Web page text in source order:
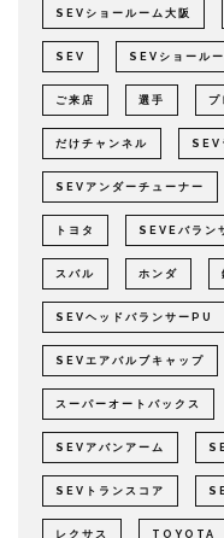
SEVショールーム大阪
SEV SEVショール
ご来店 選手 プ
だけチャンネル SEV
SEVアンダーチューナー
トヨタ SEVEバラン
スバル ホンダ
SEVヘッドバランサーPU
SEVエアバルブキャップ
スーパーオートバックス
SEVアバンアーム
SEVトランスコア
レクサス TOYOTA